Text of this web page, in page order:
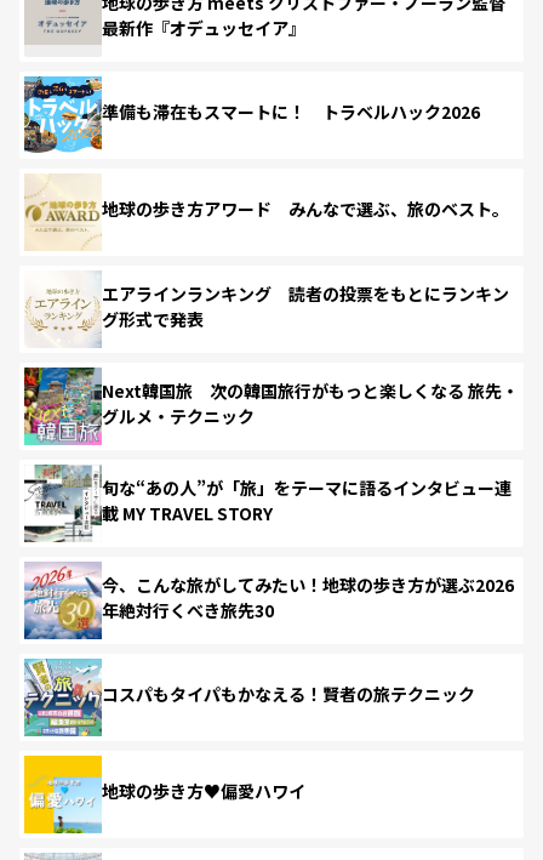
最新作『オデュッセイア』
準備も滞在もスマートに！ トラベルハック2026
地球の歩き方アワード みんなで選ぶ、旅のベスト。
エアラインランキング 読者の投票をもとにランキン
グ形式で発表
Next韓国旅 次の韓国旅行がもっと楽しくなる 旅先・
グルメ・テクニック
旬な“あの人”が「旅」をテーマに語るインタビュー連
載 MY TRAVEL STORY
今、こんな旅がしてみたい！地球の歩き方が選ぶ2026
年絶対行くべき旅先30
コスパもタイパもかなえる！賢者の旅テクニック
地球の歩き方♥偏愛ハワイ